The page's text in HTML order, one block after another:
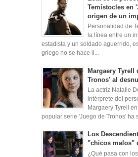
Temístocles en
origen de un
Personalidad de
la línea entre un
estadista y un soldado aguerrido,
griego no se hace il...
Margaery Tyrell
Tronos' al
La actriz Natalie
intérprete del
Margaery Tyrell
popular serie 'Juego de Tronos' ha
Los
"chicos malos"
¿Qué pasa con los